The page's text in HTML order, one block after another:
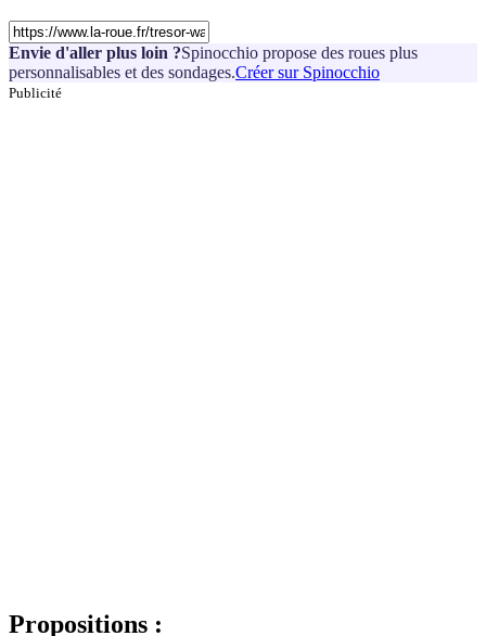
Envie d'aller plus loin ?Spinocchio propose des roues plus
personnalisables et des sondages.Créer sur Spinocchio
Publicité
Propositions :